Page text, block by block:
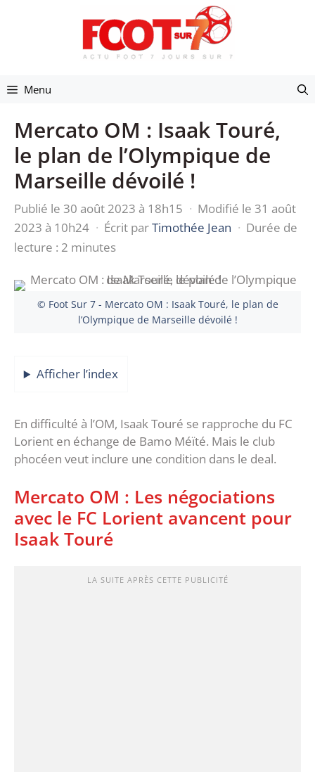
Menu
Mercato OM : Isaak Touré,
le plan de l’Olympique de
Marseille dévoilé !
Publié le 30 août 2023 à 18h15 · Modifié le 31 août
2023 à 10h24 · Écrit parTimothée Jean · Durée de
lecture : 2 minutes
© Foot Sur 7 - Mercato OM : Isaak Touré, le plan de
l’Olympique de Marseille dévoilé !
Afficher l’index
En difficulté à l’OM, Isaak Touré se rapproche du FC
Lorient en échange de Bamo Méïté. Mais le club
phocéen veut inclure une condition dans le deal.
Mercato OM : Les négociations
avec le FC Lorient avancent pour
Isaak Touré
LA SUITE APRÈS CETTE PUBLICITÉ